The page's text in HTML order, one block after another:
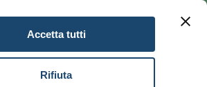
Accetta tutti
Rifiuta
Karriere